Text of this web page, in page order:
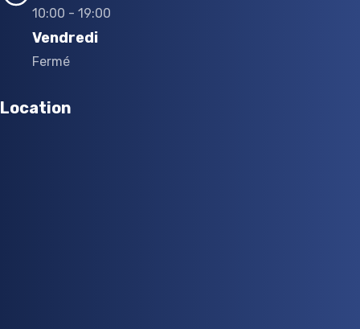
10:00 - 19:00
Vendredi
Fermé
Location